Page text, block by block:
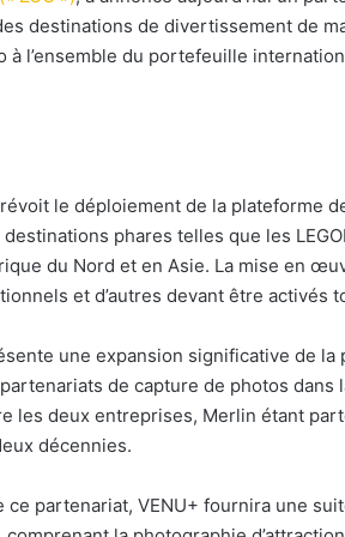
o
u
r
destinations de divertissement de
à l’ensemble du portefeuille
le déploiement de la plateforme
phares telles que les
du Nord et en Asie. La mise en
et d’autres devant être activés
une expansion significative de la
de capture de photos dans
les deux entreprises, Merlin étant
décennies.
ce partenariat, VENU+ fournira une